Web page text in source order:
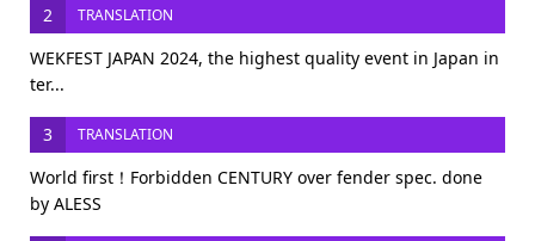
2 TRANSLATION
WEKFEST JAPAN 2024, the highest quality event in Japan in
ter...
3 TRANSLATION
World first！Forbidden CENTURY over fender spec. done
by ALESS